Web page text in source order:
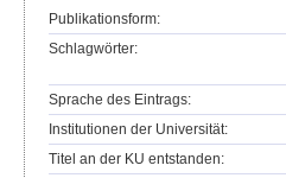
Publikationsform:
Schlagwörter:
Sprache des Eintrags:
Institutionen der Universität:
Titel an der KU entstanden: